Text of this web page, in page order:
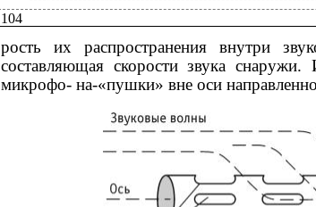
104
рость их распространения внутри
составляющая скорости звука снаружи.
микрофо- на-«пушки» вне оси